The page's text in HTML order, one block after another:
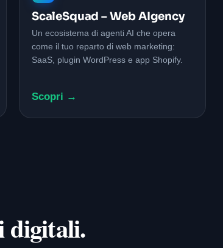
ScaleSquad – Web AIgency
Un ecosistema di agenti AI che opera
come il tuo reparto di web marketing:
SaaS, plugin WordPress e app Shopify.
Scopri →
digitali.